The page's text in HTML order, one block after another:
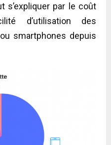
s’expliquer par le coût
d’utilisation des
smartphones depuis